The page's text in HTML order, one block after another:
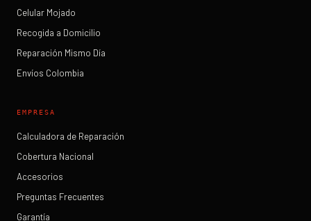
Celular Mojado
Recogida a Domicilio
Reparación Mismo Día
Envíos Colombia
EMPRESA
Calculadora de Reparación
Cobertura Nacional
Accesorios
Preguntas Frecuentes
Garantía